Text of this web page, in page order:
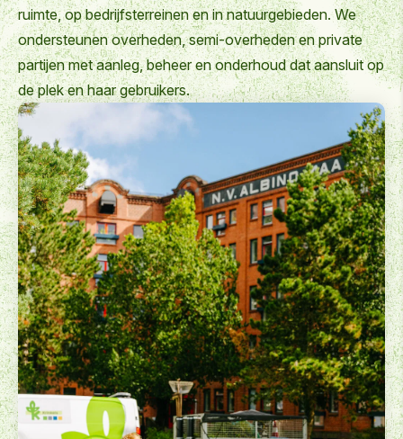
ruimte, op bedrijfsterreinen en in natuurgebieden. We
ondersteunen overheden, semi-overheden en private
partijen met aanleg, beheer en onderhoud dat aansluit op
de plek en haar gebruikers.